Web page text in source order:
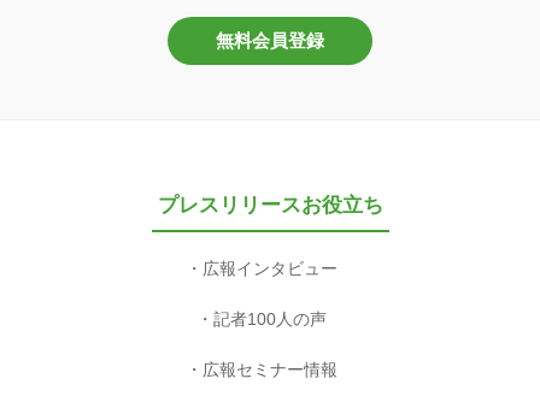
無料会員登録
プレスリリースお役立ち
広報インタビュー
記者100人の声
広報セミナー情報